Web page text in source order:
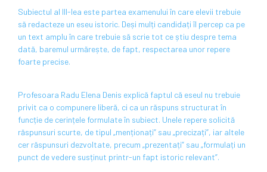
Subiectul al III-lea este partea examenului în care elevii trebuie
să redacteze un eseu istoric. Deși mulți candidați îl percep ca pe
un text amplu în care trebuie să scrie tot ce știu despre tema
dată, baremul urmărește, de fapt, respectarea unor repere
foarte precise.
Profesoara Radu Elena Denis explică faptul că eseul nu trebuie
privit ca o compunere liberă, ci ca un răspuns structurat în
funcție de cerințele formulate în subiect. Unele repere solicită
răspunsuri scurte, de tipul „menționați” sau „precizați”, iar altele
cer răspunsuri dezvoltate, precum „prezentați” sau „formulați un
punct de vedere susținut printr-un fapt istoric relevant”.